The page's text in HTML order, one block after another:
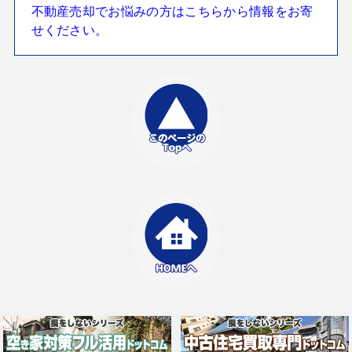
不動産売却でお悩みの方はこちらから情報をお寄
せください。